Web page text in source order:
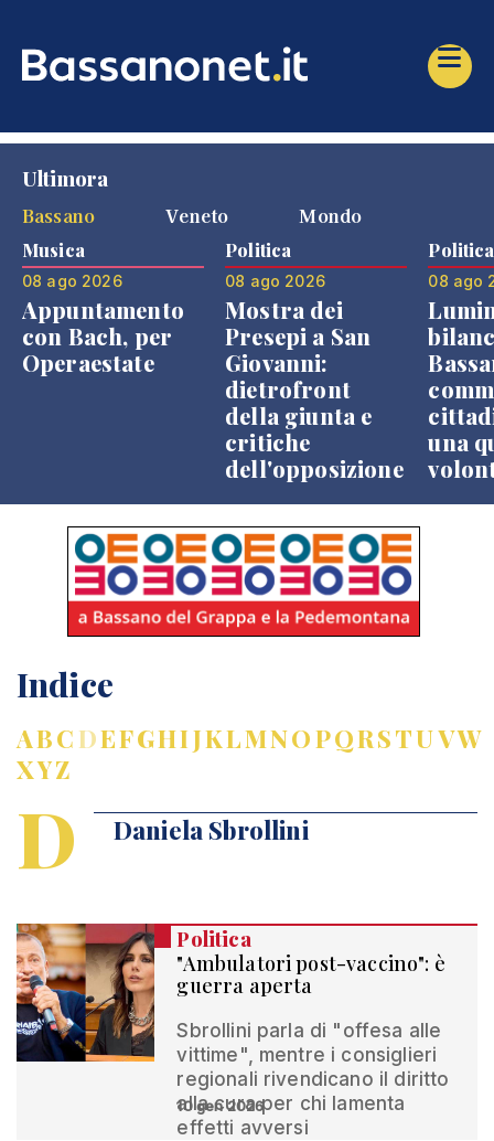
Ultimora
Bassano
Veneto Mondo
Musica
08 ago 2026
Appuntamento
con Bach, per
Operaestate
Politica
08 ago 2026
Mostra dei
Presepi a San
Giovanni:
dietrofront
della giunta e
critiche
dell'opposizione
Politica
08 ago
una
Indice
ABCDEFGHIJKLMNOPQRSTUVW
XYZ
D Daniela Sbrollini
Politica
"Ambulatori post-vaccino": è
guerra aperta
Sbrollini parla di "offesa alle
vittime", mentre i consiglieri
regionali rivendicano il diritto
alla cura per chi lamenta
effetti avversi
10 gen 2026